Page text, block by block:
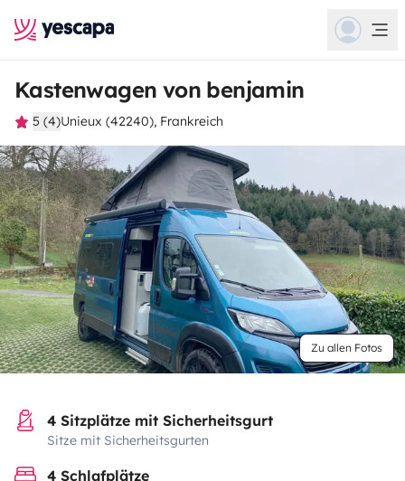
Kastenwagen von benjamin
5 (4)Unieux (42240), Frankreich
Zu allen Fotos
4 Sitzplätze mit Sicherheitsgurt
Sitze mit Sicherheitsgurten
4 Schlafplätze